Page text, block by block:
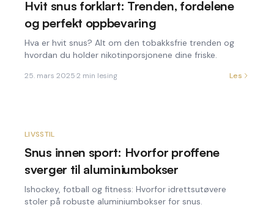
Hvit snus forklart: Trenden, fordelene
og perfekt oppbevaring
Hva er hvit snus? Alt om den tobakksfrie trenden og
hvordan du holder nikotinporsjonene dine friske.
25. mars 2025·2 min lesing Les
LIVSSTIL
Snus innen sport: Hvorfor proffene
sverger til aluminiumbokser
Ishockey, fotball og fitness: Hvorfor idrettsutøvere
stoler på robuste aluminiumbokser for snus.